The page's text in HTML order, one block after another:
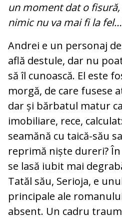
un moment dat o
nimic nu va mai fi la
Andrei e un personaj
află destule, dar nu
să îl cunoască. El este
morgă, de care fusese
dar și bărbatul matur
imobiliare, rece,
seamănă cu taică-său
reprimă niște dureri?
se lasă iubit mai
Tatăl său, Serioja, e
principale ale
absent. Un cadru